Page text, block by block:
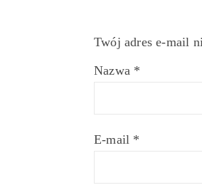
Twój adres e-mail
Nazwa *
E-mail *